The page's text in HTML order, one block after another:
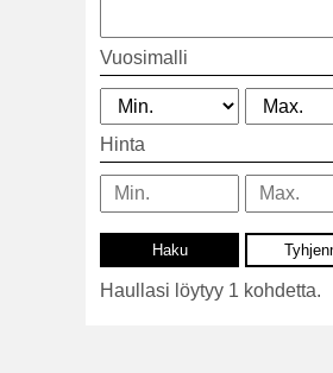
Vuosimalli
Hinta
Haullasi löytyy 1 kohdetta.